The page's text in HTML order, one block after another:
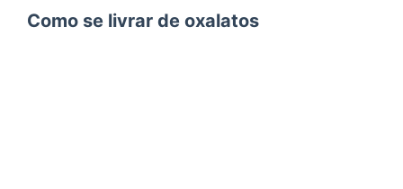
Como se livrar de oxalatos